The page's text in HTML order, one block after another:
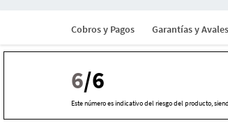
Cobros y Pagos Garantías y Avales
6/6
Este número es indicativo del riesgo del producto,